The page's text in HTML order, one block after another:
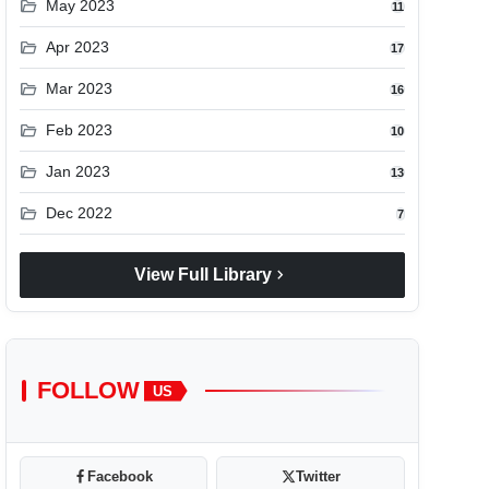
folder_open May 2023 11
folder_open Apr 2023 17
folder_open Mar 2023 16
folder_open Feb 2023 10
folder_open Jan 2023 13
folder_open Dec 2022 7
View Full Library chevron_right
FOLLOW US
Facebook Twitter